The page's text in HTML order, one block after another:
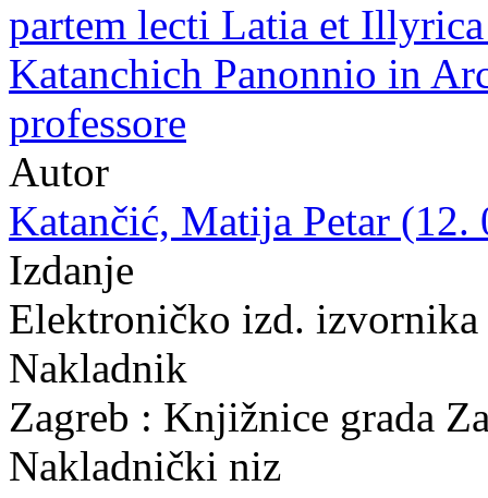
partem lecti Latia et
Katanchich Panonnio in
professore
Autor
Katančić, Matija Petar
Izdanje
Elektroničko izd.
Nakladnik
Zagreb : Knjižnice grada
Nakladnički niz